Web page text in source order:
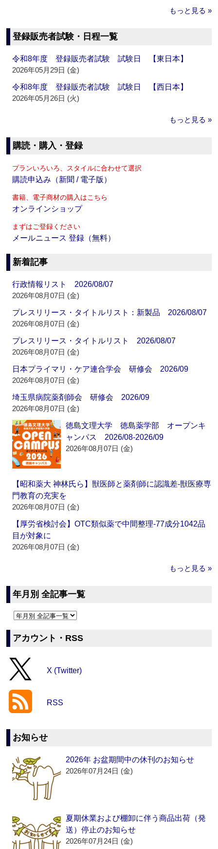
もっと見る »
登録販売者試験・日程一覧
令和8年度 登録販売者試験 試験日 【東日本】
2026年05月29日 (金)
令和8年度 登録販売者試験 試験日 【西日本】
2026年05月26日 (火)
もっと見る »
購読・購入・登録
プランいろいろ、スタイルに合わせて選択
購読申込み（新聞 / 電子版）
書籍、電子商材の購入はこちら
オンラインショップ
まずはご登録ください
メールニュース 登録（無料）
新着記事
行政情報リスト 2026/08/07
2026年08月07日 (金)
プレスリリース・タイトルリスト：新製品 2026/08/07
2026年08月07日 (金)
プレスリリース・タイトルリスト 2026/08/07
2026年08月07日 (金)
日本プライマリ・ケア連合学会 研修会 2026/09
2026年08月07日 (金)
埼玉県病院薬剤師会 研修会 2026/09
2026年08月07日 (金)
徳島文理大学 徳島薬学部 オープンキ
ャンパス 2026/08-2026/09
2026年08月07日 (金)
【昭和薬大 神林氏ら】獣医師と薬剤師に認識差‐獣医療専
門教育の充実を
2026年08月07日 (金)
【厚労省検討会】OTC類似薬で中間整理‐77成分1042品
目が対象に
2026年08月07日 (金)
もっと見る »
年月別 全記事一覧
アカウント・RSS
X (Twitter)
RSS
お知らせ
2026年 お盆期間中の休刊のお知らせ
2026年07月24日 (金)
夏期休業および棚卸に伴う商品出荷（発
送）停止のお知らせ
2026年07月24日 (金)